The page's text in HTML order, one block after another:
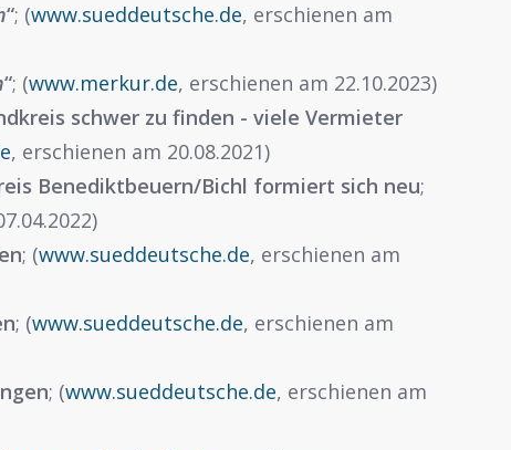
“; (www.sueddeutsche.de, erschienen am
“; (www.merkur.de, erschienen am 22.10.2023)
schwer zu finden - viele Vermieter
, erschienen am 20.08.2021)
Benediktbeuern/Bichl formiert sich neu;
; (www.sueddeutsche.de, erschienen am
; (www.sueddeutsche.de, erschienen am
; (www.sueddeutsche.de, erschienen am